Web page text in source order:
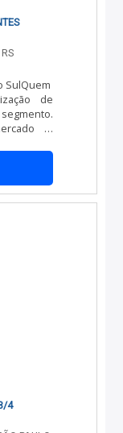
há de
na
projetos
em itens
conserto
e
a
um
do
que tem
SulQuem
de
e
de
os
DE
com:
sobre
da
e
pontos
de
a desejar
são os
projetos
4